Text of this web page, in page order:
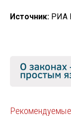
Источник: РИА